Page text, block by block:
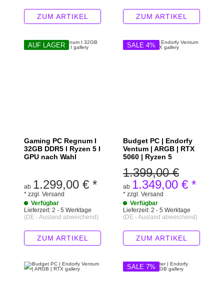
ZUM ARTIKEL ZUM ARTIKEL
AUF LAGER
Gaming PC Regnum I
32GB DDR5 I Ryzen 5 I
GPU nach Wahl
ab 1.299,00 € *
* zzgl. Versand
Verfügbar
Lieferzeit: 2 - 5 Werktage
(DE - Ausland abweichend)
ZUM ARTIKEL
SALE 4%
Budget PC | Endorfy
Ventum | ARGB | RTX
5060 | Ryzen 5
ab 1.349,00 € *
1.399,00 €
* zzgl. Versand
Verfügbar
Lieferzeit: 2 - 5 Werktage
(DE - Ausland abweichend)
ZUM ARTIKEL
SALE 7%